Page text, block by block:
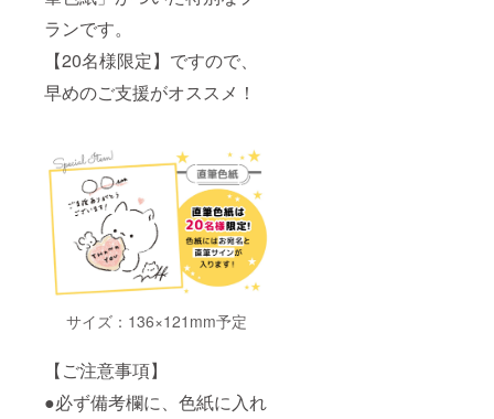
ランです。
【20名様限定】ですので、
早めのご支援がオススメ！
サイズ：136×121mm予定
【ご注意事項】
●必ず備考欄に、色紙に入れ